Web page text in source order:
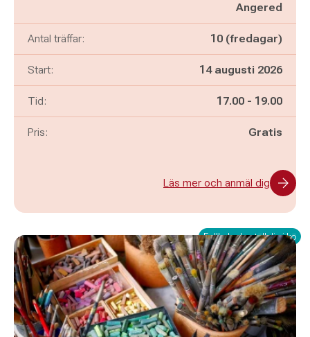
Angered
Antal träffar: 10 (fredagar)
Start: 14 augusti 2026
Tid: Pågår mellan
17.00 - och
19.00
Pris: Gratis
Läs mer och anmäl dig
Fullbokad - ställ dig i kö